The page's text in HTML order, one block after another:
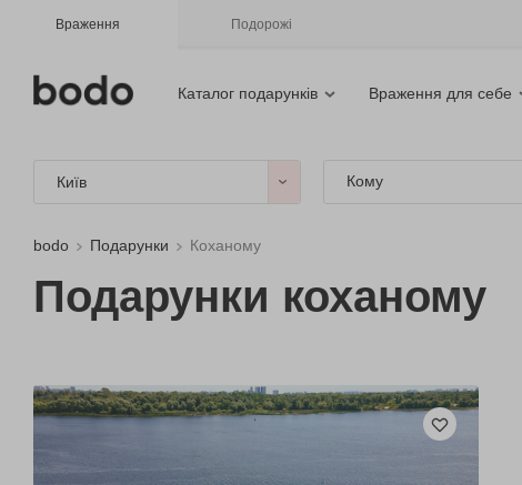
Враження Подорожі
Каталог подарунків Враження для себе
Київ Кому
bodo Подарунки Коханому
Подарунки коханому